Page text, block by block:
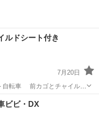
ドシート付き
7月20日
102....
ト自転車
ビビ・DX